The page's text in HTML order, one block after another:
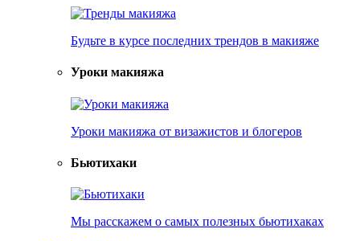
Будьте в курсе последних трендов в макияже
Уроки макияжа
Уроки макияжа от визажистов и блогеров
Бьютихаки
Мы расскажем о самых полезных бьютихаках